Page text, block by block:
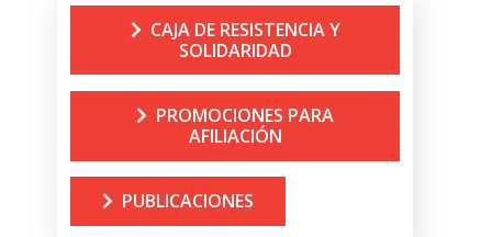
CAJA DE RESISTENCIA Y
SOLIDARIDAD
PROMOCIONES PARA
AFILIACIÓN
PUBLICACIONES